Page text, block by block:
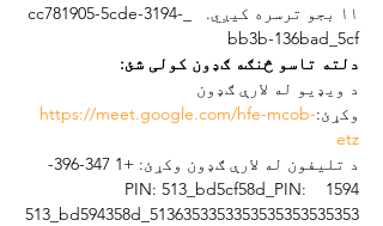
۱۱ بجو ترسره کیږي.   _cc781905-5cde-3194-
bb3b-136bad_5cf
دلته تاسو څنګه ګډون کولی شئ:
د ویډیو له لارې ګډون
وکړئ:https://meet.google.com/hfe-mcob-
etz
د تلیفون له لارې ګډون وکړئ: +1 347-396-
1594   PIN: 513_bd5cf58d_PIN:
513_bd594358d_5136353353353535353535353